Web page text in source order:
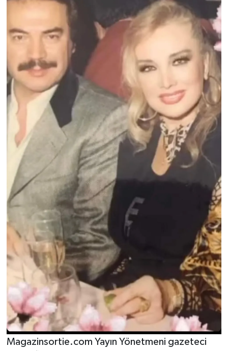
Magazinsortie.com Yayın Yönetmeni gazeteci